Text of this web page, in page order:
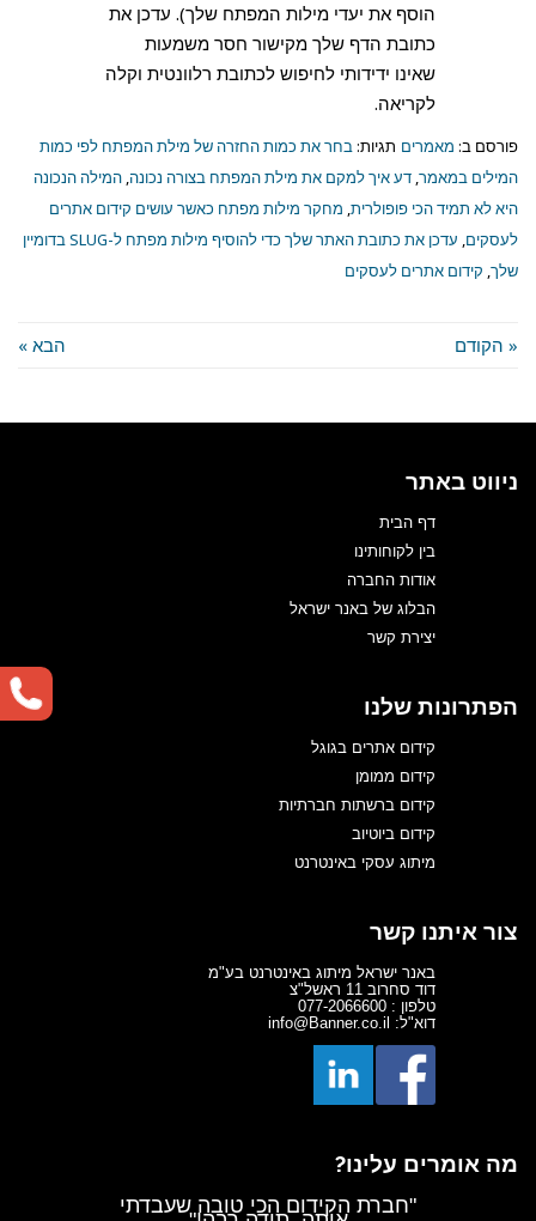
הוסף את יעדי מילות המפתח שלך). עדכן את
כתובת הדף שלך מקישור חסר משמעות
שאינו ידידותי לחיפוש לכתובת רלוונטית וקלה
לקריאה.
פורסם ב: מאמרים תגיות:בחר את כמות החזרה של מילת המפתח לפי כמות
המילים במאמר, דע איך למקם את מילת המפתח בצורה נכונה, המילה הנכונה
היא לא תמיד הכי פופולרית, מחקר מילות מפתח כאשר עושים קידום אתרים
לעסקים,
עדכן את כתובת האתר שלך כדי להוסיף מילות מפתח ל-SLUG בדומיין
שלך, קידום אתרים לעסקים
« הקודם הבא »
ניווט באתר
דף הבית
בין לקוחותינו
אודות החברה
הבלוג של באנר ישראל
יצירת קשר
הפתרונות שלנו
קידום אתרים בגוגל
קידום ממומן
קידום ברשתות חברתיות
קידום ביוטיוב
מיתוג עסקי באינטרנט
צור איתנו קשר
באנר ישראל מיתוג באינטרנט בע"מ
דוד סחרוב 11 ראשל"צ
טלפון : 077-2066600
דוא"ל: info@Banner.co.il
מה אומרים עלינו?
"חברת הקידום הכי טובה שעבדתי
"עם באנר ישראל מרגיש שפגעתי,